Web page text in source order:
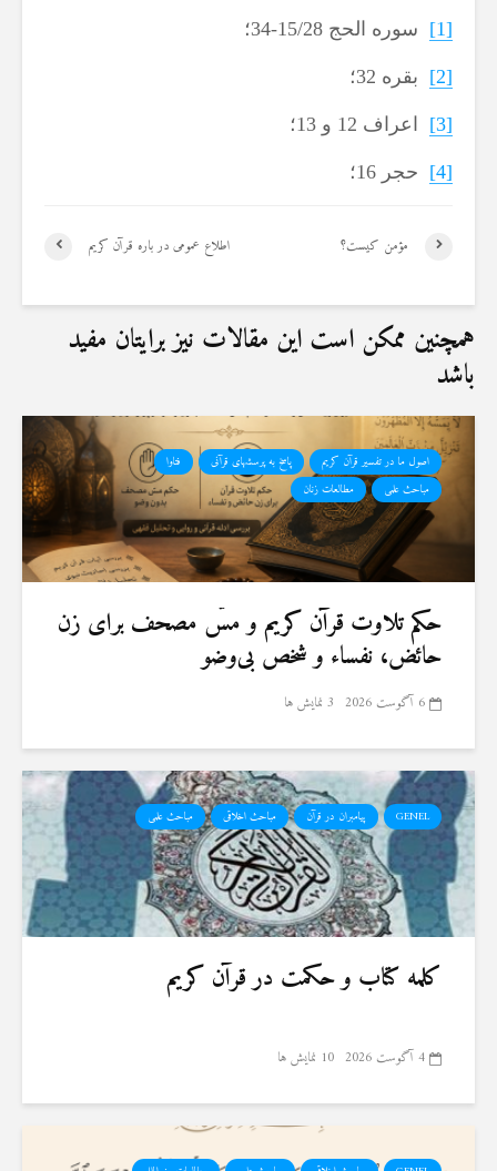
[1] سوره الحج 15/28-34؛
[2] بقره 32؛
[3] اعراف 12 و 13؛
[4] حجر 16؛
اطلاع عمومی در باره قرآن کریم مؤمن کیست؟
همچنین ممکن است این مقالات نیز برایتان مفید
باشد
اصول ما در تفسیر قرآن کریم پاسخ به پرسشهای قرآنی
فتاوا
مباحث علمی
مطالعات زنان
حكم تلاوت قرآن كريم و مسّ مصحف برای زن
حائض، نفساء و شخص بی‌وضو
6 آگوست 2026 3 نمایش ها
GENEL پیامبران در قرآن مباحث اخلاقی مباحث علمی
کلمه کتاب و حکمت در قرآن کریم
4 آگوست 2026 10 نمایش ها